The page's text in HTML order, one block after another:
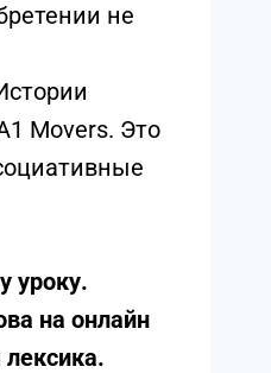
не
Movers. Это
уроку.
на онлайн